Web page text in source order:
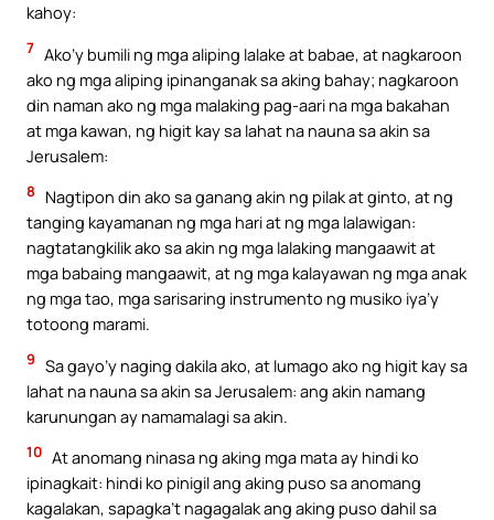
kahoy:
7 Ako’y bumili ng mga aliping lalake at babae, at nagkaroon
ako ng mga aliping ipinanganak sa aking bahay; nagkaroon
din naman ako ng mga malaking pag-aari na mga bakahan
at mga kawan, ng higit kay sa lahat na nauna sa akin sa
Jerusalem:
8
Nagtipon din ako sa ganang akin ng pilak at ginto, at ng
tanging kayamanan ng mga hari at ng mga lalawigan:
nagtatangkilik ako sa akin ng mga lalaking mangaawit at
mga babaing mangaawit, at ng mga kalayawan ng mga anak
ng mga tao, mga sarisaring instrumento ng musiko iya’y
totoong marami.
9 Sa gayo’y naging dakila ako, at lumago ako ng higit kay sa
lahat na nauna sa akin sa Jerusalem: ang akin namang
karunungan ay namamalagi sa akin.
10 At anomang ninasa ng aking mga mata ay hindi ko
ipinagkait: hindi ko pinigil ang aking puso sa anomang
kagalakan, sapagka’t nagagalak ang aking puso dahil sa